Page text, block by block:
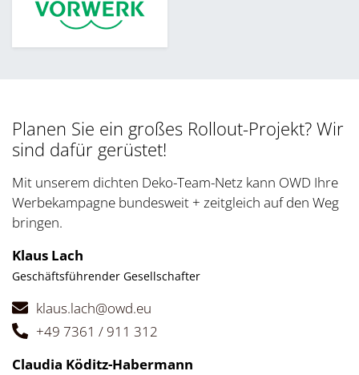
Planen Sie ein großes Rollout-Projekt? Wir
sind dafür gerüstet!
Mit unserem dichten Deko-Team-Netz kann OWD Ihre
Werbekampagne bundesweit + zeitgleich auf den Weg
bringen.
Klaus Lach
Geschäftsführender Gesellschafter
klaus.lach@owd.eu
+49 7361 / 911 312
Claudia Köditz-Habermann